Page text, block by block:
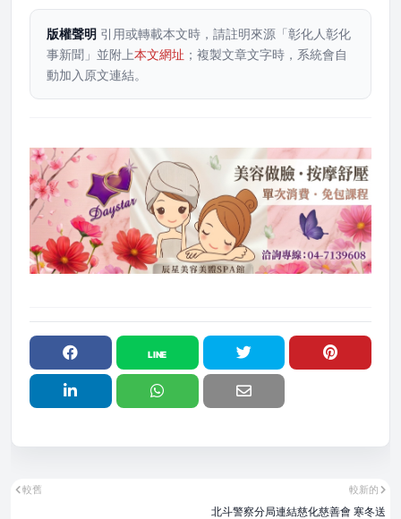
版權聲明 引用或轉載本文時，請註明來源「彰化人彰化
事新聞」並附上本文網址 ；複製文章文字時，系統會自
動加入原文連結。
較新的
北斗警察分局連結慈化慈善會 寒冬送
較舊